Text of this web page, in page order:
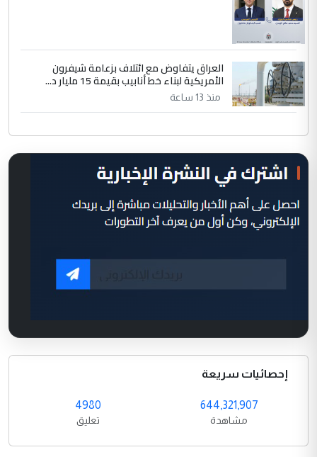
العراق يتفاوض مع ائتلاف بزعامة شيفرون
الأمريكية لبناء خط أنابيب بقيمة 15 مليار د...
منذ 13 ساعة
إحصائيات سريعة
644,321,907
مشاهدة
4980
تعليق